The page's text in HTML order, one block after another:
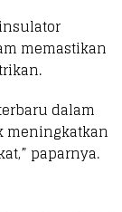
memastikan
dalam
meningkatkan
paparnya.